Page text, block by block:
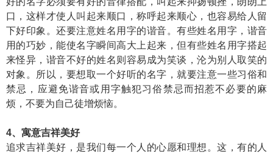
口，这样才使人叫起来顺口，称呼起来顺心，也容易给人留
下好印象。还要注意姓名用字的谐音。有些姓名用字，谐音
用的巧妙，能使名字瞬间高大上起来，但有些姓名用字搭起
来怪异，谐音不好的姓名则容易成为笑谈，沦为别人取笑的
对象。所以，要想取一个好听的名字，就要注意一些习俗和
禁忌，应避免谐音或用字触犯习俗禁忌而招惹不必要的麻
烦，不要为自己徒增烦恼。
4、寓意吉祥美好
追求吉祥美好，是我们每一个人的心愿和理想。这，有的人